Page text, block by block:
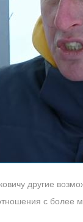
другие
с более